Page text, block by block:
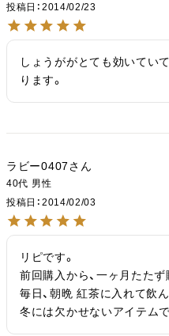
投稿日
2014/02/23
しょうががとても効いてい
ります。
ラビー0407
40代 男性
投稿日
2014/02/03
リピです。
前回購入から、一ヶ月たたず
毎日、朝晩 紅茶に入れて飲ん
冬には欠かせないアイテム